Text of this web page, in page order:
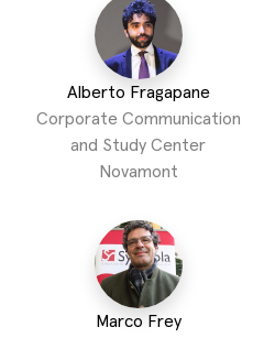
Alberto Fragapane
Corporate Communication
and Study Center
Novamont
Marco Frey